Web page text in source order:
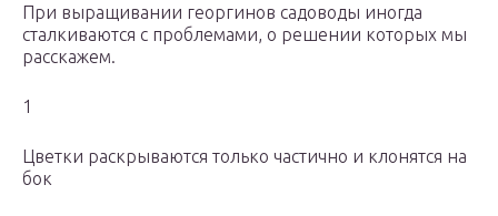
При выращивании георгинов садоводы иногда
сталкиваются с проблемами, о решении которых мы
расскажем.
1
Цветки раскрываются только частично и клонятся на
бок